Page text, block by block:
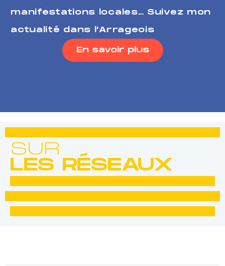
manifestations locales… Suivez mon
actualité dans l’Arrageois
En savoir plus
SUR
LES RÉSEAUX